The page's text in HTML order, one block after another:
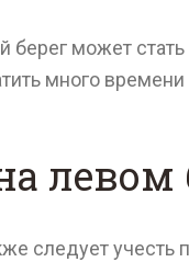
может
много времени
левом
следует учесть